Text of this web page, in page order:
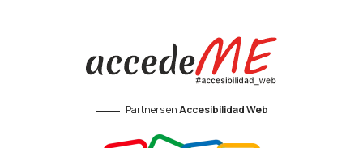
Partners enAccesibilidad Web